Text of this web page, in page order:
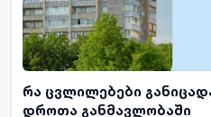
რა ცვლილებები
დროთა განმავლობაში